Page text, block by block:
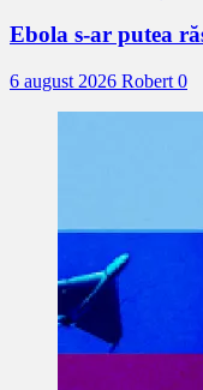
Ebola s-ar putea
6 august 2026 Robert 0